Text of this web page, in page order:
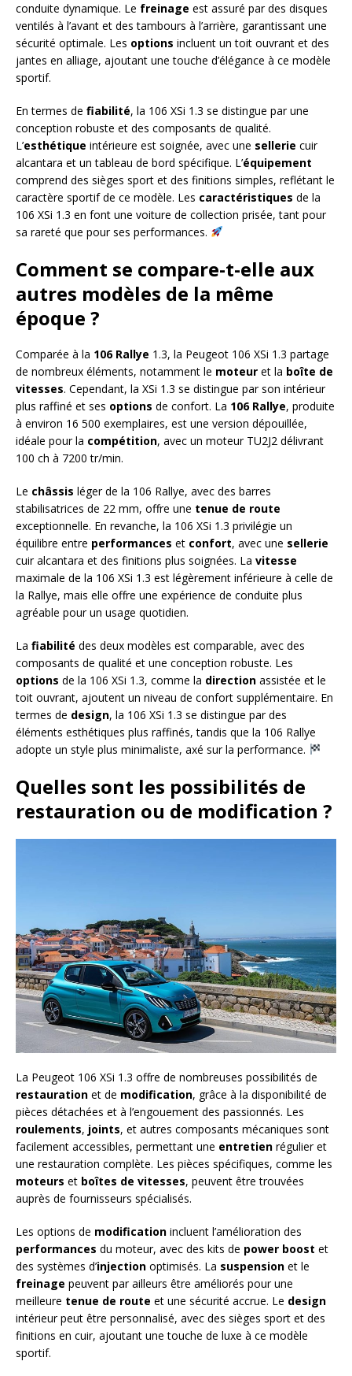
conduite dynamique. Le freinage est assuré par des disques
ventilés à l’avant et des tambours à l’arrière, garantissant une
sécurité optimale. Les options incluent un toit ouvrant et des
jantes en alliage, ajoutant une touche d’élégance à ce modèle
sportif.
En termes de fiabilité, la 106 XSi 1.3 se distingue par une
conception robuste et des composants de qualité.
L’esthétique intérieure est soignée, avec une sellerie cuir
alcantara et un tableau de bord spécifique. L’équipement
comprend des sièges sport et des finitions simples, reflétant le
caractère sportif de ce modèle. Les caractéristiques de la
106 XSi 1.3 en font une voiture de collection prisée, tant pour
sa rareté que pour ses performances.
Comment se compare-t-elle aux
autres modèles de la même
époque ?
Comparée à la 106 Rallye 1.3, la Peugeot 106 XSi 1.3 partage
de nombreux éléments, notamment le moteur et la boîte de
vitesses. Cependant, la XSi 1.3 se distingue par son intérieur
plus raffiné et ses options de confort. La 106 Rallye, produite
à environ 16 500 exemplaires, est une version dépouillée,
idéale pour la compétition, avec un moteur TU2J2 délivrant
100 ch à 7200 tr/min.
Le châssis léger de la 106 Rallye, avec des barres
stabilisatrices de 22 mm, offre une tenue de route
exceptionnelle. En revanche, la 106 XSi 1.3 privilégie un
équilibre entre performances et confort, avec une sellerie
cuir alcantara et des finitions plus soignées. La vitesse
maximale de la 106 XSi 1.3 est légèrement inférieure à celle de
la Rallye, mais elle offre une expérience de conduite plus
agréable pour un usage quotidien.
La fiabilité des deux modèles est comparable, avec des
composants de qualité et une conception robuste. Les
options de la 106 XSi 1.3, comme la direction assistée et le
toit ouvrant, ajoutent un niveau de confort supplémentaire. En
termes de design, la 106 XSi 1.3 se distingue par des
éléments esthétiques plus raffinés, tandis que la 106 Rallye
adopte un style plus minimaliste, axé sur la performance.
Quelles sont les possibilités de
restauration ou de modification ?
La Peugeot 106 XSi 1.3 offre de nombreuses possibilités de
restauration et de modification, grâce à la disponibilité de
pièces détachées et à l’engouement des passionnés. Les
roulements, joints, et autres composants mécaniques sont
facilement accessibles, permettant une entretien régulier et
une restauration complète. Les pièces spécifiques, comme les
moteurs et boîtes de vitesses, peuvent être trouvées
auprès de fournisseurs spécialisés.
Les options de modification incluent l’amélioration des
performances du moteur, avec des kits de power boost et
des systèmes d’injection optimisés. La suspension et le
freinage peuvent par ailleurs être améliorés pour une
meilleure tenue de route et une sécurité accrue. Le design
intérieur peut être personnalisé, avec des sièges sport et des
finitions en cuir, ajoutant une touche de luxe à ce modèle
sportif.